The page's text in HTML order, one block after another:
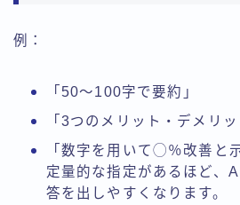
例：
「50～100字で要約」
「3つのメリット・デメリッ
「数字を用いて◯％改善と
定量的な指定があるほど、
答を出しやすくなります。